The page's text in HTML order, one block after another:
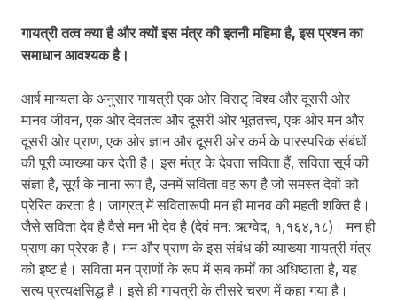
गायत्री तत्व क्या है और क्यों इस मंत्र की इतनी महिमा है, इस प्रश्न का
समाधान आवश्यक है।
आर्ष मान्यता के अनुसार गायत्री एक ओर विराट् विश्व और दूसरी ओर
मानव जीवन, एक ओर देवतत्व और दूसरी ओर भूततत्त्व, एक ओर मन और
दूसरी ओर प्राण, एक ओर ज्ञान और दूसरी ओर कर्म के पारस्परिक संबंधों
की पूरी व्याख्या कर देती है। इस मंत्र के देवता सविता हैं, सविता सूर्य की
संज्ञा है, सूर्य के नाना रूप हैं, उनमें सविता वह रूप है जो समस्त देवों को
प्रेरित करता है। जाग्रत् में सवितारूपी मन ही मानव की महती शक्ति है।
जैसे सविता देव है वैसे मन भी देव है (देवं मन: ऋग्वेद, १,१६४,१८)। मन ही
प्राण का प्रेरक है। मन और प्राण के इस संबंध की व्याख्या गायत्री मंत्र
को इष्ट है। सविता मन प्राणों के रूप में सब कर्मों का अधिष्ठाता है, यह
सत्य प्रत्यक्षसिद्ध है। इसे ही गायत्री के तीसरे चरण में कहा गया है।